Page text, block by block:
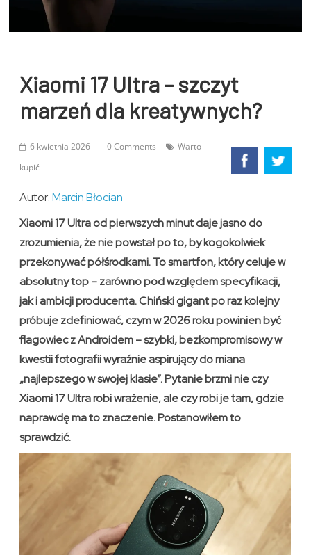
Xiaomi 17 Ultra – szczyt
marzeń dla kreatywnych?
6 kwietnia 2026 0 Comments
Warto
kupić
Autor:Marcin Błocian
Xiaomi 17 Ultra od pierwszych minut daje jasno do
zrozumienia, że nie powstał po to, by kogokolwiek
przekonywać półśrodkami. To smartfon, który celuje w
absolutny top – zarówno pod względem specyfikacji,
jak i ambicji producenta. Chiński gigant po raz kolejny
próbuje zdefiniować, czym w 2026 roku powinien być
flagowiec z Androidem – szybki, bezkompromisowy w
kwestii fotografii wyraźnie aspirujący do miana
„najlepszego w swojej klasie”. Pytanie brzmi nie czy
Xiaomi 17 Ultra robi wrażenie, ale czy robi je tam, gdzie
naprawdę ma to znaczenie. Postanowiłem to
sprawdzić.